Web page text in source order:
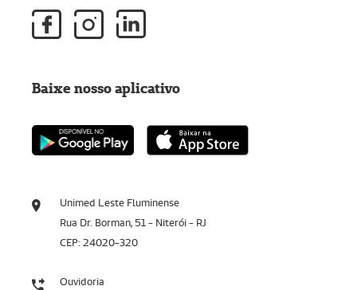
Unimed Leste Fluminense
Rua Dr. Borman, 51 - Niterói - RJ
CEP: 24020-320
Ouvidoria
Baixe nosso aplicativo